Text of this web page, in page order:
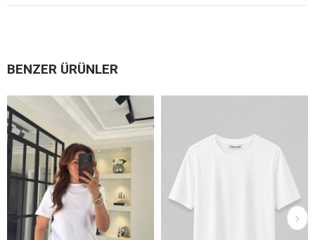
BENZER ÜRÜNLER